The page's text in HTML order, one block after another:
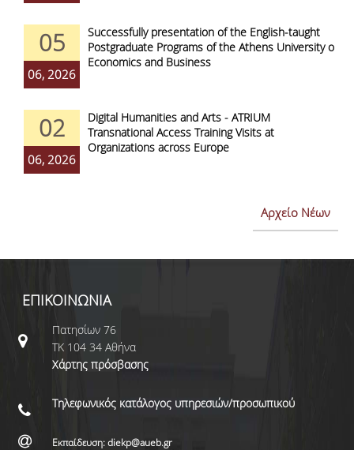
05
06, 2026
Successfully presentation of the English-taught
Postgraduate Programs of the Athens University of
Economics and Business
02
06, 2026
Digital Humanities and Arts - ATRIUM
Transnational Access Training Visits at
Organizations across Europe
Αρχείο Νέων
ΕΠΙΚΟΙΝΩΝΙΑ
Πατησίων 76
ΤΚ 104 34 Αθήνα
Χάρτης πρόσβασης
Τηλεφωνικός κατάλογος υπηρεσιών/προσωπικού
Εκπαίδευση: diekp@aueb.gr